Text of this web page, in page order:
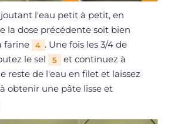
l'eau petit à petit, en
la dose précédente soit bien
farine
4 . Une fois les 3/4 de
le sel
5
et continuez à
reste de l'eau en filet et laissez
obtenir une pâte lisse et